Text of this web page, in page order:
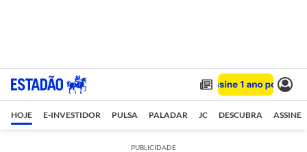
HOJE E-INVESTIDOR PULSA PALADAR JC DESCUBRA ASSINE
PUBLICIDADE